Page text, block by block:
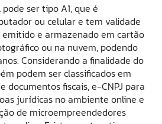
ser tipo A1, que é
ou celular e tem validade
emitido e armazenado em cartão
ou na nuvem, podendo
Considerando a finalidade do
podem ser classificados em
documentos fiscais, e-CNPJ para
jurídicas no ambiente online e
de microempreendedores